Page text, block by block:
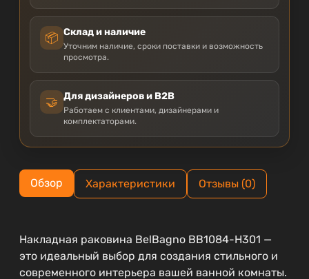
📦 Склад и наличие
Уточним наличие, сроки поставки и возможность
просмотра.
🤝 Для дизайнеров и B2B
Работаем с клиентами, дизайнерами и
комплектаторами.
Обзор Характеристики Отзывы (0)
Накладная раковина BelBagno BB1084-H301 —
это идеальный выбор для создания стильного и
современного интерьера вашей ванной комнаты.